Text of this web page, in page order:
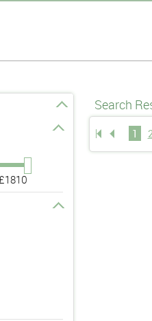
Search
1